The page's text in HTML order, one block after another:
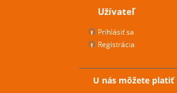
Užívateľ
Prihlásiť sa
Registrácia
U nás môžete platiť